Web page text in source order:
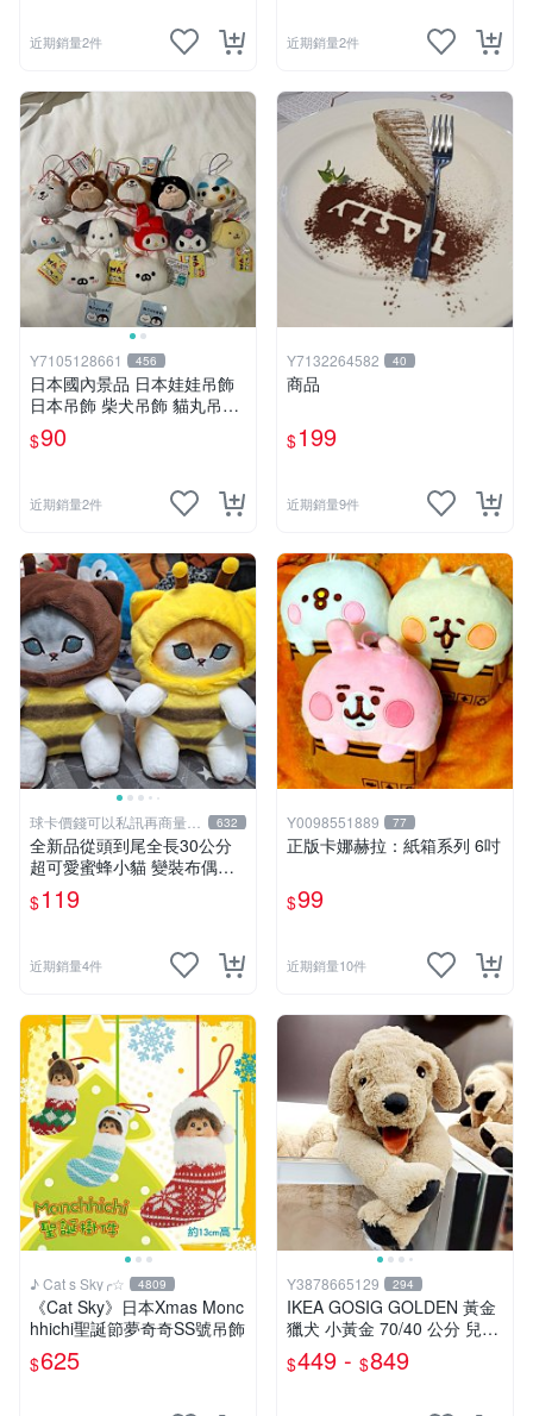
近期銷量2件 近期銷量2件
Y7105128661 456
日本國內景品 日本娃娃吊飾
日本吊飾 柴犬吊飾 貓丸吊飾
庫洛米吊飾 大耳狗吊飾 布丁
狗吊飾 帕恰狗吊飾 天竺鼠車
$90
近期銷量2件
Y7132264582 40
商品
$199
近期銷量9件
球卡價錢可以私訊再商量喔 632
全新品從頭到尾全長30公分
超可愛蜜蜂小貓 變裝布偶娃
娃 靠墊抱枕 可愛玩偶娃娃 舒
壓療癒小朋友禮物生日禮物交
$119
近期銷量4件
Y0098551889 77
正版卡娜赫拉：紙箱系列 6吋
$99
近期銷量10件
♪ Cat s Sky╭☆ 4809
《Cat Sky》日本Xmas Monc
hhichi聖誕節夢奇奇SS號吊飾
$625
Y3878665129 294
IKEA GOSIG GOLDEN 黃金
獵犬 小黃金 70/40 公分 兒童
擺飾 玩偶 大狗 小狗 狗
$449 - $849